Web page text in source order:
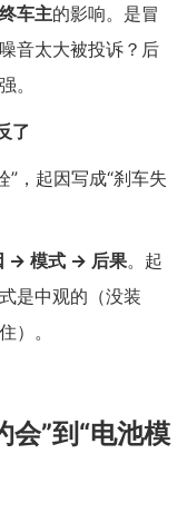
车主的影响。是冒
音太大被投诉？后
。
了
”，起因写成“刹车失
-> 模式 -> 后果。起
是中观的（没装
）。
会”到“电池模